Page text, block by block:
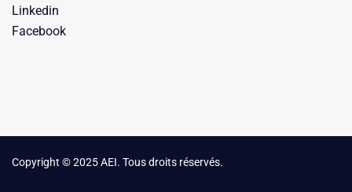
Linkedin
Facebook
Copyright © 2025 AEI. Tous droits réservés.